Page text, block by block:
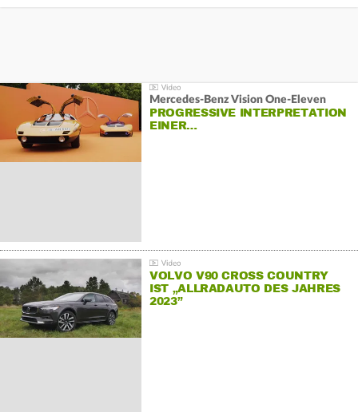
Mercedes-Benz Vision One-Eleven
PROGRESSIVE INTERPRETATION
EINER…
VOLVO V90 CROSS COUNTRY
IST „ALLRADAUTO DES JAHRES
2023”